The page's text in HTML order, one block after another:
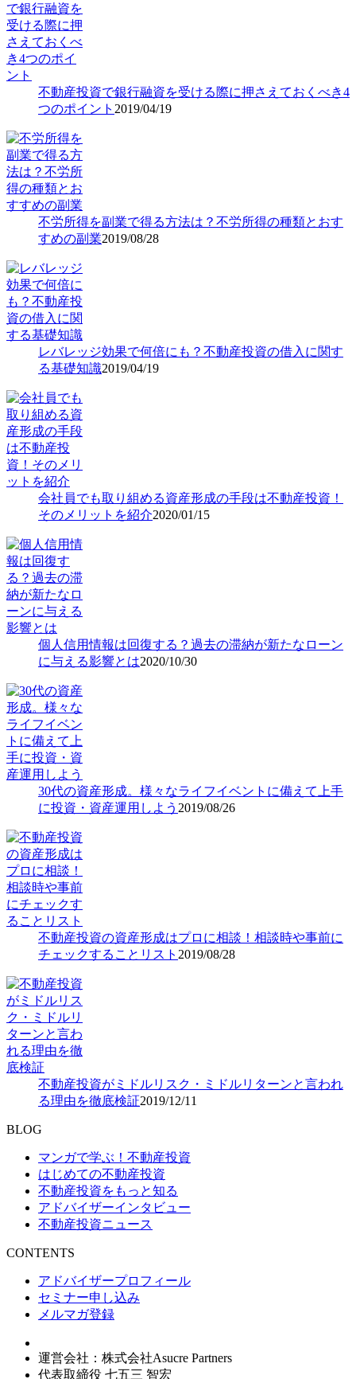
不動産投資で銀行融資を受ける際に押さえておくべき4
つのポイント 2019/04/19
不労所得を副業で得る方法は？不労所得の種類とおす
すめの副業2019/08/28
レバレッジ効果で何倍にも？不動産投資の借入に関す
る基礎知識2019/04/19
会社員でも取り組める資産形成の手段は不動産投資！
そのメリットを紹介2020/01/15
個人信用情報は回復する？過去の滞納が新たなローン
に与える影響とは2020/10/30
30代の資産形成。様々なライフイベントに備えて上手
に投資・資産運用しよう 2019/08/26
不動産投資の資産形成はプロに相談！相談時や事前に
チェックすることリスト 2019/08/28
不動産投資がミドルリスク・ミドルリターンと言われ
る理由を徹底検証2019/12/11
BLOG
マンガで学ぶ！不動産投資
はじめての不動産投資
不動産投資をもっと知る
アドバイザーインタビュー
不動産投資ニュース
CONTENTS
アドバイザープロフィール
セミナー申し込み
メルマガ登録
運営会社：株式会社Asucre Partners
代表取締役 七五三 智宏